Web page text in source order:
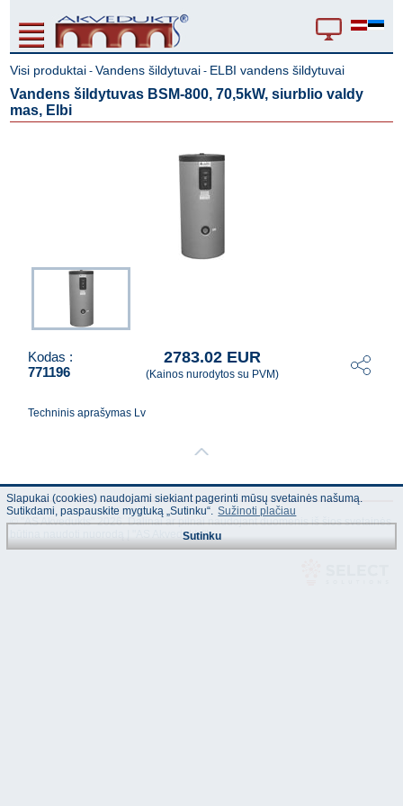
Visi produktai -Vandens šildytuvai - ELBI vandens šildytuvai
Vandens šildytuvas BSM-800, 70,5kW, siurblio valdy
mas, Elbi
Kodas :
771196
2783.02 EUR
(Kainos nurodytos su PVM)
Techninis aprašymas Lv
© "AS Akvedukts" 2026. Dalinai ar pilnai naudojant duomenis iš šios svetainės
būtina naudoti nuorodą Į "AS Akvedukts"!
Slapukai (cookies) naudojami siekiant pagerinti mūsų svetainės našumą.
Sutikdami, paspauskite mygtuką „Sutinku“. Sužinoti plačiau
Sutinku